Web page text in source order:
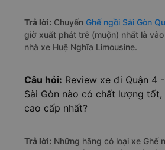
Trả lời: Chuyến Ghế ngồi Sài Gòn
giờ xuất phát trễ (muộn) nhất là
nhà xe Huệ Nghĩa Limousine.
Câu hỏi: Review xe đi Quận 4
Sài Gòn nào có chất lượng tốt,
cao cấp nhất?
Trả lời: Những hãng có loại xe Ghế